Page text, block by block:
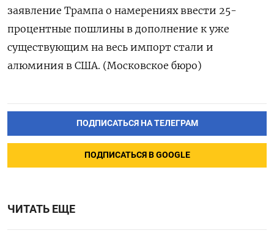
заявление Трампа о намерениях ввести 25-
процентные пошлины в дополнение к уже
существующим на весь импорт стали и
алюминия в США. (Московское бюро)
ПОДПИСАТЬСЯ НА ТЕЛЕГРАМ
ПОДПИСАТЬСЯ В GOOGLE
ЧИТАТЬ ЕЩЕ